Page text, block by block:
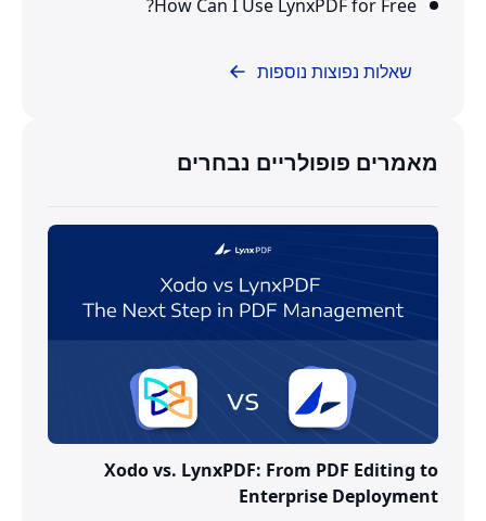
How Can I Use LynxPDF for Free?
שאלות נפוצות נוספות
מאמרים פופולריים נבחרים
Xodo vs. LynxPDF: From PDF Editing to
Enterprise Deployment